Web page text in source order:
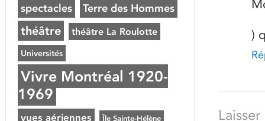
)
spectacles Terre des Hommes
théâtre théâtre La Roulotte
Universités
Vivre Montréal 1920-
1969
vues aériennes Île Sainte-Hélène